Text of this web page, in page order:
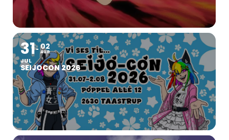
31
JUL
02
AUG
SEIJOCON 2026